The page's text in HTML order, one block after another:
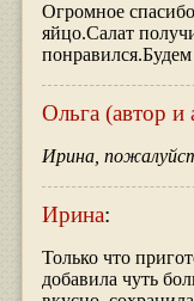
Огромное
яйцо.Салат
Ольга (автор и
Ирина,
Ирина:
Только что
добавила чуть